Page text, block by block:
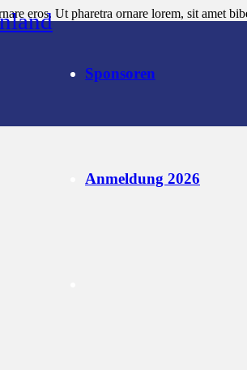
Sponsoren
Anmeldung 2026
eros. Ut pharetra ornare lorem, sit amet
ut. Lorem ipsum dolor sit amet,
ut. Lorem ipsum dolor sit amet,